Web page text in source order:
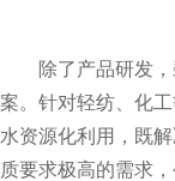
除了产品研发
案。针对轻纺、化
水资源化利用，既
质要求极高的需求